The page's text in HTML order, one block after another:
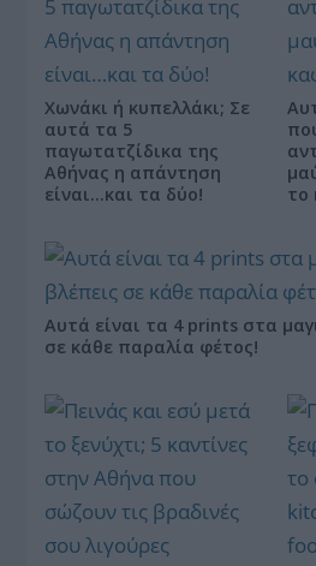
Χωνάκι ή κυπελλάκι; Σε
αυτά τα 5
παγωτατζίδικα της
Αθήνας η απάντηση
είναι…και τα δύο!
το
Αυτά είναι τα 4 prints στα
σε κάθε παραλία φέτος!